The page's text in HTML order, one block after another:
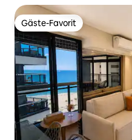
Gäste-Favorit
Gäste-Favorit